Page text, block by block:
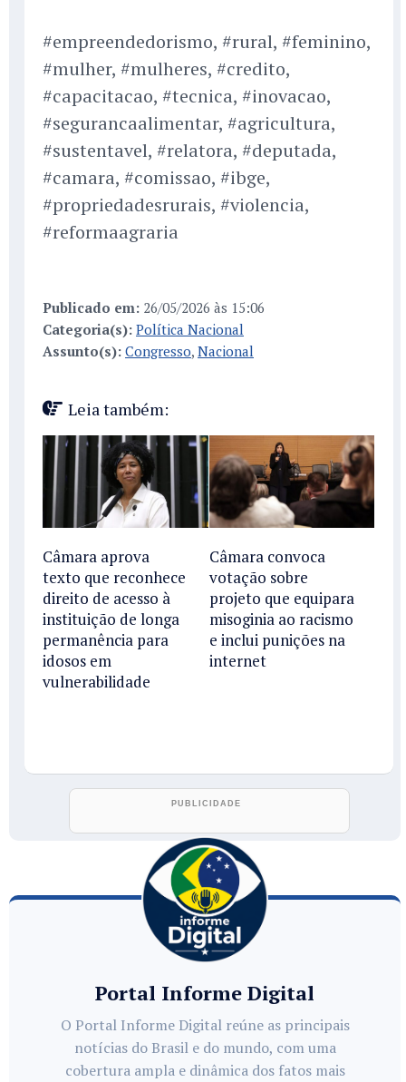
#empreendedorismo, #rural, #feminino,
#mulher, #mulheres, #credito,
#capacitacao, #tecnica, #inovacao,
#segurancaalimentar, #agricultura,
#sustentavel, #relatora, #deputada,
#camara, #comissao, #ibge,
#propriedadesrurais, #violencia,
#reformaagraria
Publicado em: 26/05/2026 às 15:06
Categoria(s): Política Nacional
Assunto(s): Congresso, Nacional
Leia também:
Câmara aprova
texto que reconhece
direito de acesso à
instituição de longa
permanência para
idosos em
vulnerabilidade
Câmara convoca
votação sobre
projeto que equipara
misoginia ao racismo
e inclui punições na
internet
Portal Informe Digital
O Portal Informe Digital reúne as principais
notícias do Brasil e do mundo, com uma
cobertura ampla e dinâmica dos fatos mais